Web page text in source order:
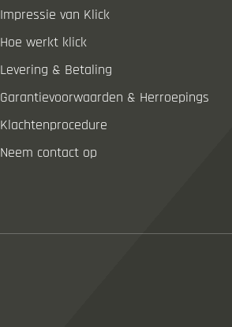
Impressie van Klick
Hoe werkt klick
Levering & Betaling
Garantievoorwaarden & Herroepingsrecht
Klachtenprocedure
Neem contact op